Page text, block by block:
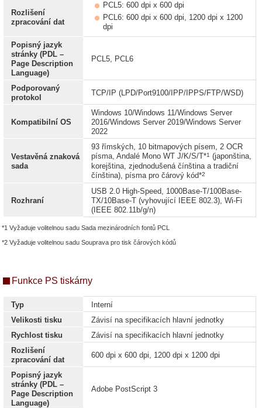
Rozlišení
zpracování dat
PCL5: 600 dpi x 600 dpi
PCL6: 600 dpi x 600 dpi, 1200 dpi x 1200
dpi
Popisný jazyk
stránky (PDL –
Page Description
Language)
PCL5, PCL6
Podporovaný
protokol
TCP/IP (LPD/Port9100/IPP/IPPS/FTP/WSD)
Kompatibilní OS
Windows 10/Windows 11/Windows Server
2016/Windows Server 2019/Windows Server
2022
Vestavěná znaková
sada
93 římských, 10 bitmapových písem, 2 OCR
písma, Andalé Mono WT J/K/S/T*1 (japonština,
korejština, zjednodušená čínština a tradiční
čínština), písma pro čárový kód*2
Rozhraní
USB 2.0 High-Speed, 1000Base-T/100Base-
TX/10Base-T (vyhovující IEEE 802.3), Wi-Fi
(IEEE 802.11b/g/n)
*1 Vyžaduje volitelnou sadu Sada mezinárodních fontů PCL
*2 Vyžaduje volitelnou sadu Souprava pro tisk čárových kódů
Funkce PS tiskárny
Typ
Interní
Velikosti tisku
Závisí na specifikacích hlavní jednotky
Rychlost tisku
Závisí na specifikacích hlavní jednotky
Rozlišení
zpracování dat
600 dpi x 600 dpi, 1200 dpi x 1200 dpi
Popisný jazyk
stránky (PDL –
Page Description
Language)
Adobe PostScript 3